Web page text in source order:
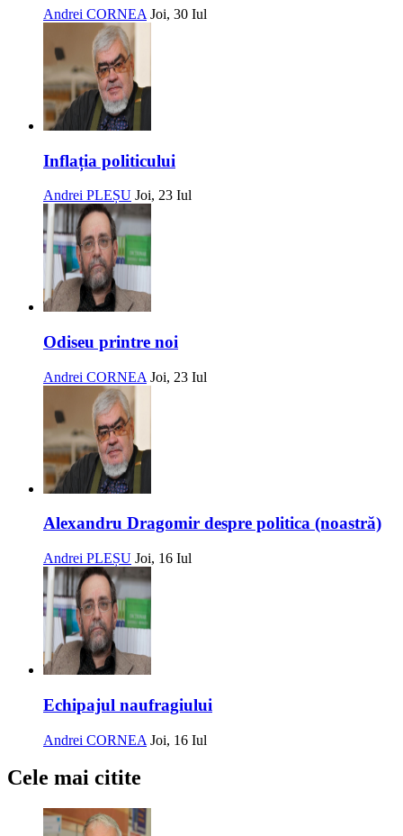
Andrei CORNEA Joi, 30 Iul
Inflația politicului
Andrei PLEȘU Joi, 23 Iul
Odiseu printre noi
Andrei CORNEA Joi, 23 Iul
Alexandru Dragomir despre politica (noastră)
Andrei PLEȘU Joi, 16 Iul
Echipajul naufragiului
Andrei CORNEA Joi, 16 Iul
Cele mai citite